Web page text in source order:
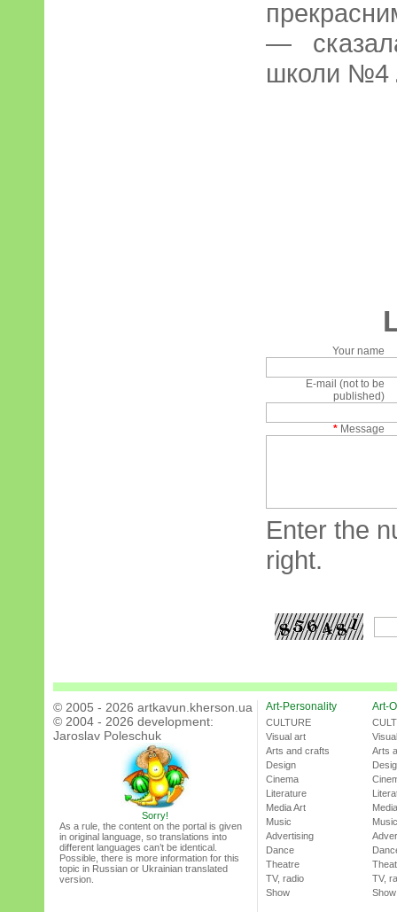
—
школи №4
Your name
E-mail (not to be
published)
* Message
Enter the
right.
© 2005 - 2026 artkavun.kherson.ua
© 2004 - 2026 development:
Jaroslav Poleschuk
Sorry!
As a rule, the content on the portal is given
in original language, so translations into
different languages can’t be identical.
Possible, there is more information for this
topic in Russian or Ukrainian translated
version.
Art-Personality
CULTURE
Visual art
Arts and crafts
Design
Cinema
Literature
Media Art
Music
Advertising
Dance
Theatre
TV, radio
Show
Art-
Arts
Music
TV,
Show